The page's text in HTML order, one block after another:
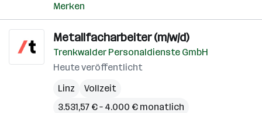
Merken
Metallfacharbeiter (m/w/d)
Trenkwalder Personaldienste GmbH
Heute veröffentlicht
Linz
Vollzeit
3.531,57 € – 4.000 € monatlich